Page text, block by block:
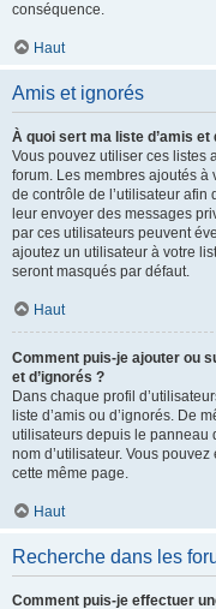
conséquence.
Haut
Amis et ignorés
À quoi sert ma liste d’amis et
Vous pouvez utiliser ces listes
forum. Les membres ajoutés à
de contrôle de l’utilisateur
leur envoyer des messages
par ces utilisateurs peuvent
ajoutez un utilisateur à votre
seront masqués par défaut.
Haut
Comment puis-je ajouter ou
et d’ignorés ?
Dans chaque profil
liste d’amis ou d’ignorés. De
utilisateurs depuis le panneau
nom d’utilisateur. Vous
cette même page.
Haut
Recherche dans les
Comment puis-je effectuer